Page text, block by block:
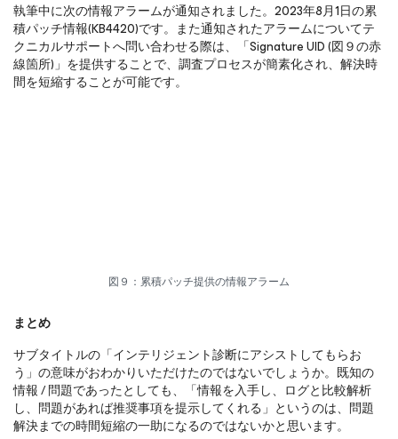
執筆中に次の情報アラームが通知されました。2023年8月1日の累
積パッチ情報(KB4420)です。また通知されたアラームについてテ
クニカルサポートへ問い合わせる際は、「Signature UID (図９の赤
線箇所)」を提供することで、調査プロセスが簡素化され、解決時
間を短縮することが可能です。
図９：累積パッチ提供の情報アラーム
まとめ
サブタイトルの「インテリジェント診断にアシストしてもらお
う」の意味がおわかりいただけたのではないでしょうか。既知の
情報 / 問題であったとしても、「情報を入手し、ログと比較解析
し、問題があれば推奨事項を提示してくれる」というのは、問題
解決までの時間短縮の一助になるのではないかと思います。